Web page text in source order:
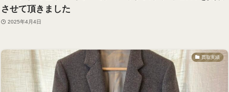
させて頂きました
2025年4月4日
買取実績